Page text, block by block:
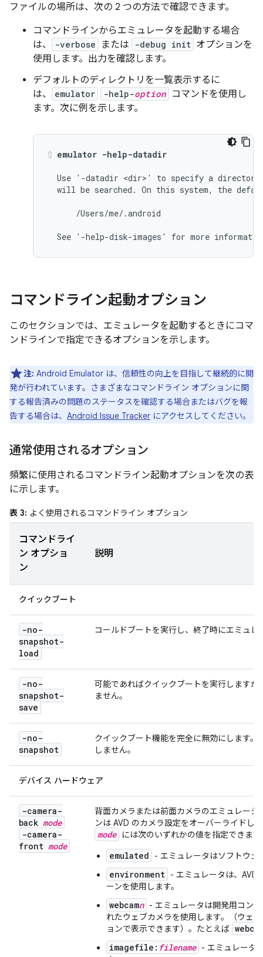
ファイルの場所は、次の 2 つの方法で確認できます。
コマンドラインからエミュレータを起動する場合
は、
-verbose または -debug init オプションを
使用します。出力を確認します。
デフォルトのディレクトリを一覧表示するに
は、
emulator -help-option コマンドを使用し
ます。次に例を示します。
emulator -help-datadir
Use '-datadir <dir>' to specify a
will be searched. On this system, the
      /Users/me/.android
コマンドライン起動オプション
このセクションでは、エミュレータを起動するときにコマ
ンドラインで指定できるオプションを示します。
注: Android Emulator は、信頼性の向上を目指して継続的に開
発が行われています。さまざまなコマンドライン オプションに関
する報告済みの問題のステータスを確認する場合またはバグを報
告する場合は、 Android Issue Tracker にアクセスしてください。
通常使用されるオプション
頻繁に使用されるコマンドライン起動オプションを次の表
に示します。
表 3: よく使用されるコマンドライン オプション
コマンドライ
ン オプショ
ン
説明
クイックブート
-no-
snapshot-
load
コールドブートを実行し、終了時にエミュレ
-no-
snapshot-
save
可能であればクイックブートを実行します
ません。
-no-
snapshot
クイックブート機能を完全に無効にします
しません。
デバイス ハードウェア
-camera-
back mode
-camera-
front mode
背面カメラまたは前面カメラのエミュレー
ンは AVD のカメラ設定をオーバーライドし
mode には次のいずれかの値を指定できます
emulated - エミュレータはソフトウェ
environment - エミュレータは、AVD
ーンを使用します。
webcamn - エミュレータは開発用コン
れたウェブカメラを使用します。（ウェ
ョンで表示できます）。たとえば
imagefile: filename - エミュレータ